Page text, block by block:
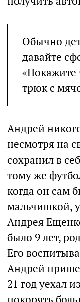
Обычно
давайте
«Покажите
трюк с
Андрей
несмотря на
сохранил в
тому же
когда он сам
мальчишкой,
Андрея
было 9 лет,
Его
Андрей
21 год уехал